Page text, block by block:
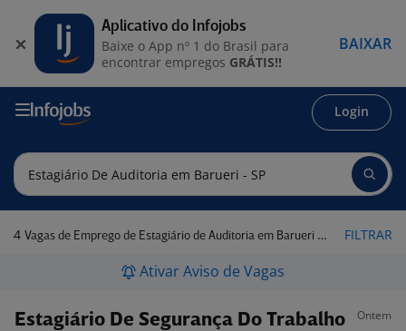
Login
4 Vagas de Emprego de Estagiário de Auditoria em Barueri - SP FILTRAR
Ativar Aviso de Vagas
Estagiário De Segurança Do Trabalho Ontem
Aplicativo do Infojobs
Baixe o App nº 1 do Brasil para
encontrar empregos GRÁTIS!!
BAIXAR